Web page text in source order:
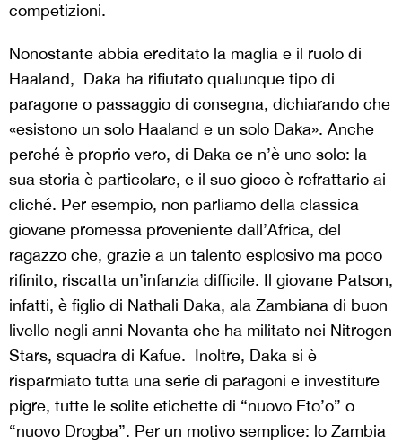
competizioni.
Nonostante abbia ereditato la maglia e il ruolo di
Haaland, Daka ha rifiutato qualunque tipo di
paragone o passaggio di consegna, dichiarando che
«esistono un solo Haaland e un solo Daka». Anche
perché è proprio vero, di Daka ce n’è uno solo: la
sua storia è particolare, e il suo gioco è refrattario ai
cliché. Per esempio, non parliamo della classica
giovane promessa proveniente dall’Africa, del
ragazzo che, grazie a un talento esplosivo ma poco
rifinito, riscatta un’infanzia difficile. Il giovane Patson,
infatti, è figlio di Nathali Daka, ala Zambiana di buon
livello negli anni Novanta che ha militato nei Nitrogen
Stars, squadra di Kafue. Inoltre, Daka si è
risparmiato tutta una serie di paragoni e investiture
pigre, tutte le solite etichette di “nuovo Eto’o” o
“nuovo Drogba”. Per un motivo semplice: lo Zambia